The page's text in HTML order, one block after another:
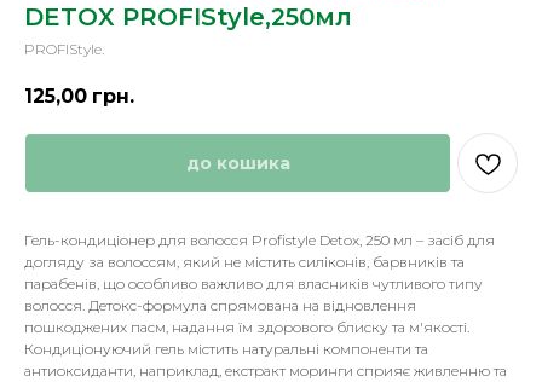
DETOX PROFIStyle,250мл
PROFIStyle.
125,00 грн.
до кошика
Гель-кондиціонер для волосся Profistyle Detox, 250 мл – засіб для
догляду за волоссям, який не містить силіконів, барвників та
парабенів, що особливо важливо для власників чутливого типу
волосся. Детокс-формула спрямована на відновлення
пошкоджених пасм, надання їм здорового блиску та м'якості.
Кондиціонуючий гель містить натуральні компоненти та
антиоксиданти, наприклад, екстракт моринги сприяє живленню та